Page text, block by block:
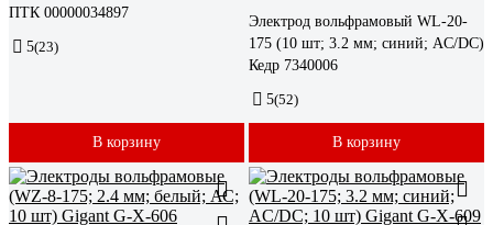
ПТК 00000034897
5(23)
В корзину
Электрод вольфрамовый WL-20-
175 (10 шт; 3.2 мм; синий; AC/DC)
Кедр 7340006
5(52)
В корзину